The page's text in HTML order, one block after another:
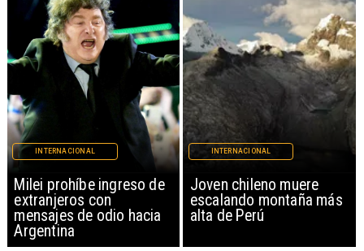
Milei prohíbe ingreso de
extranjeros con
mensajes de odio hacia
Argentina
INTERNACIONAL
Joven chileno muere
escalando montaña más
alta de Perú
INTERNACIONAL